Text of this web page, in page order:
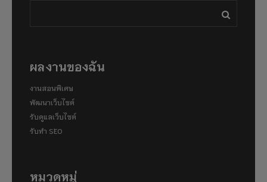
ผลงานของฉัน
งานสอนพิเศษ
พัฒนาเว็บไซต์
รับดูแลเว็บไซต์
รับทำ SEO
หมวดหมู่